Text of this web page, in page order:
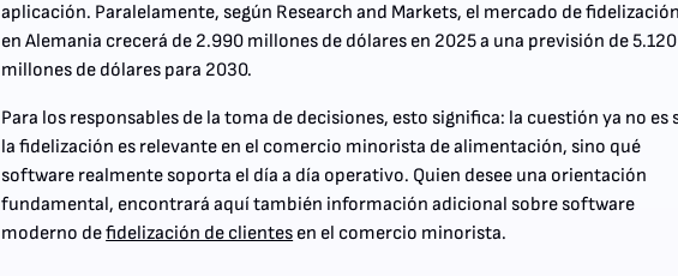
aplicación. Paralelamente, según Research and Markets, el mercado de fidelización
en Alemania crecerá de 2.990 millones de dólares en 2025 a una previsión de 5.120
millones de dólares para 2030.
Para los responsables de la toma de decisiones, esto significa: la cuestión ya no es
la fidelización es relevante en el comercio minorista de alimentación, sino qué
software realmente soporta el día a día operativo. Quien desee una orientación
fundamental, encontrará aquí también información adicional sobre software
moderno defidelización de clientes en el comercio minorista.